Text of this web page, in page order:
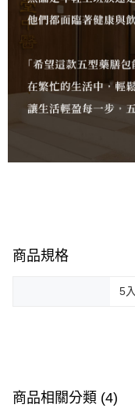
商品規格
5入
商品相關分類 (4)